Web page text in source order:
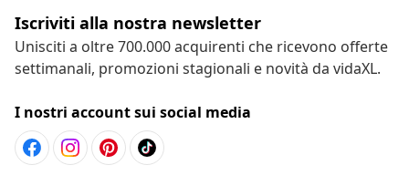
Iscriviti alla nostra newsletter
Unisciti a oltre 700.000 acquirenti che ricevono offerte
settimanali, promozioni stagionali e novità da vidaXL.
I nostri account sui social media